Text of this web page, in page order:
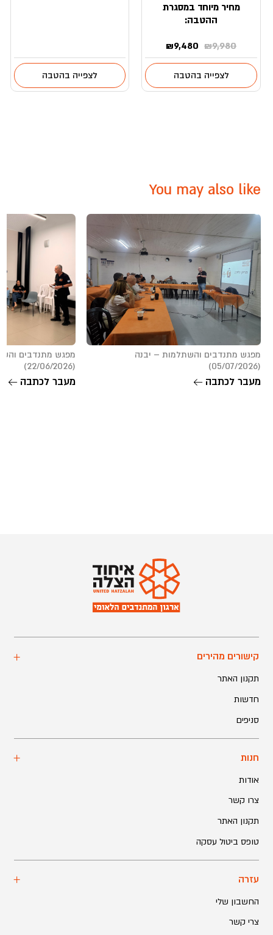
מחיר מיוחד במסגרת
ההטבה:
₪9,980
המחיר
המקורי
היה:
₪9,480
המחיר
הנוכחי
הוא:
₪9,480.
לצפייה בהטבה לצפייה בהטבה
You may also like
מפגש מתנדבים והשתלמות – יבנה
(05/07/2026)
מעבר לכתבה
מפגש מתנדבים
(22/06/2026)
מעבר לכתבה
קישורים מהירים
תקנון האתר
חדשות
סניפים
חנות
אודות
צרו קשר
תקנון האתר
טופס ביטול עסקה
עזרה
החשבון שלי
צרי קשר